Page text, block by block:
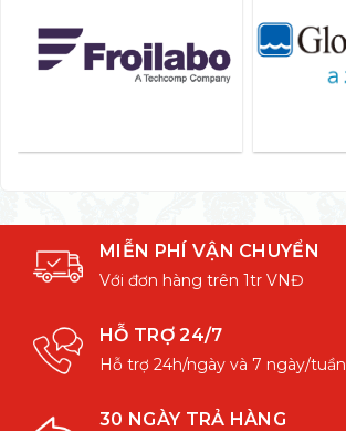
MIỄN PHÍ VẬN CHUYỂN
Với đơn hàng trên 1tr VNĐ
HỖ TRỢ 24/7
Hỗ trợ 24h/ngày và 7 ngày/tuần
30 NGÀY TRẢ HÀNG